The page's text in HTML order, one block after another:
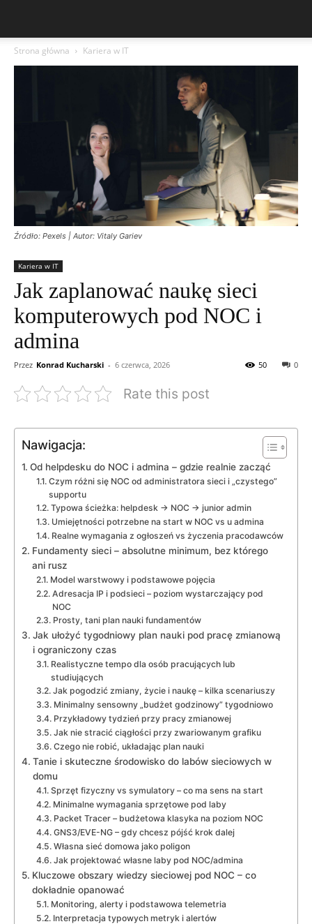
Strona główna Kariera w IT
Źródło: Pexels | Autor: Vitaly Gariev
Kariera w IT
Jak zaplanować naukę sieci
komputerowych pod NOC i
admina
Przez Konrad Kucharski - 6 czerwca, 2026 0
50
Rate this post
Nawigacja:
Od helpdesku do NOC i admina – gdzie realnie zacząć
Czym różni się NOC od administratora sieci i „czystego”
supportu
Typowa ścieżka: helpdesk → NOC → junior admin
Umiejętności potrzebne na start w NOC vs u admina
Realne wymagania z ogłoszeń vs życzenia pracodawców
Fundamenty sieci – absolutne minimum, bez którego
ani rusz
Model warstwowy i podstawowe pojęcia
Adresacja IP i podsieci – poziom wystarczający pod
NOC
Prosty, tani plan nauki fundamentów
Jak ułożyć tygodniowy plan nauki pod pracę zmianową
i ograniczony czas
Realistyczne tempo dla osób pracujących lub
studiujących
Jak pogodzić zmiany, życie i naukę – kilka scenariuszy
Minimalny sensowny „budżet godzinowy” tygodniowo
Przykładowy tydzień przy pracy zmianowej
Jak nie stracić ciągłości przy zwariowanym grafiku
Czego nie robić, układając plan nauki
Tanie i skuteczne środowisko do labów sieciowych w
domu
Sprzęt fizyczny vs symulatory – co ma sens na start
Minimalne wymagania sprzętowe pod laby
Packet Tracer – budżetowa klasyka na poziom NOC
GNS3/EVE-NG – gdy chcesz pójść krok dalej
Własna sieć domowa jako poligon
Jak projektować własne laby pod NOC/admina
Kluczowe obszary wiedzy sieciowej pod NOC – co
dokładnie opanować
Monitoring, alerty i podstawowa telemetria
Interpretacja typowych metryk i alertów